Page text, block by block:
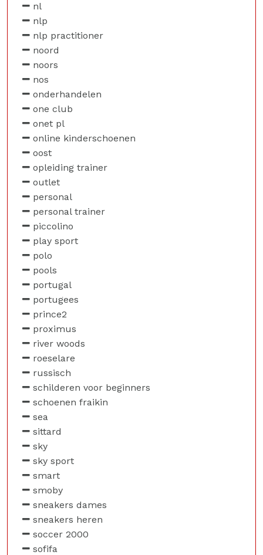
nl
nlp
nlp practitioner
noord
noors
nos
onderhandelen
one club
onet pl
online kinderschoenen
oost
opleiding trainer
outlet
personal
personal trainer
piccolino
play sport
polo
pools
portugal
portugees
prince2
proximus
river woods
roeselare
russisch
schilderen voor beginners
schoenen fraikin
sea
sittard
sky
sky sport
smart
smoby
sneakers dames
sneakers heren
soccer 2000
sofifa